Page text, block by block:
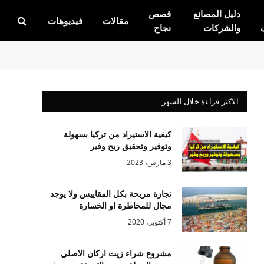
دليل المصانع
والشركات
قصص
نجاح
مقالات فيديوهات
الاكثر قراءة خلال الشهر
كيفية الاستيراد من تركيا بسهولة
وتوفير وتحقيق ربح وفير
3 مارس، 2023
تجارة مربحة بكل المقاييس ولا يوجد
مجال للمخاطرة او الخسارة
7 أكتوبر، 2020
مشروع شراء زيت اركان الاصلي